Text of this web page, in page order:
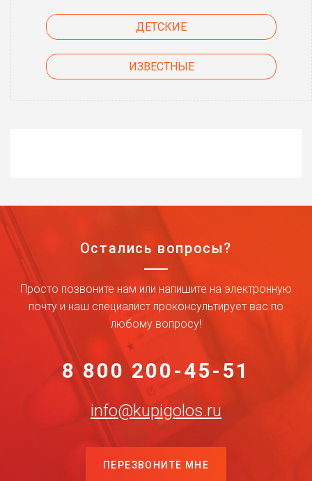
ДЕТСКИЕ
ИЗВЕСТНЫЕ
Остались вопросы?
Просто позвоните нам или напишите на электронную
почту и наш специалист проконсультирует вас по
любому вопросу!
8 800 200-45-51
info@kupigolos.ru
ПЕРЕЗВОНИТЕ МНЕ